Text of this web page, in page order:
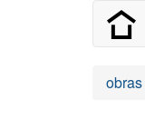
obras